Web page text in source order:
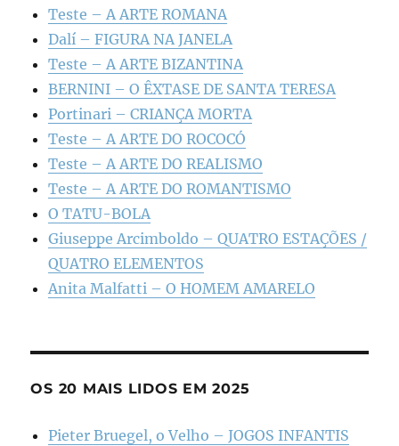
Teste – A ARTE ROMANA
Dalí – FIGURA NA JANELA
Teste – A ARTE BIZANTINA
BERNINI – O ÊXTASE DE SANTA TERESA
Portinari – CRIANÇA MORTA
Teste – A ARTE DO ROCOCÓ
Teste – A ARTE DO REALISMO
Teste – A ARTE DO ROMANTISMO
O TATU-BOLA
Giuseppe Arcimboldo – QUATRO ESTAÇÕES /
QUATRO ELEMENTOS
Anita Malfatti – O HOMEM AMARELO
OS 20 MAIS LIDOS EM 2025
Pieter Bruegel, o Velho – JOGOS INFANTIS